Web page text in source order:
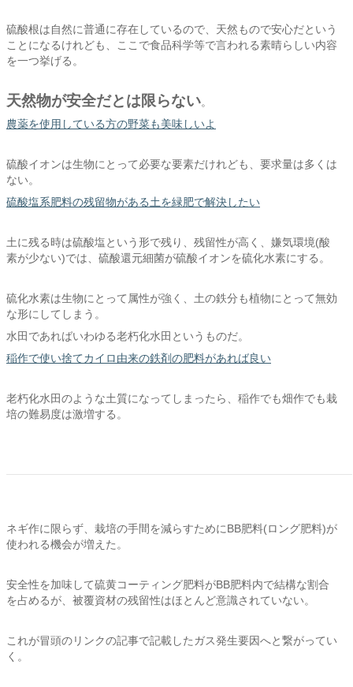
硫酸根は自然に普通に存在しているので、天然もので安心だという
ことになるけれども、ここで食品科学等で言われる素晴らしい内容
を一つ挙げる。
天然物が安全だとは限らない。
農薬を使用している方の野菜も美味しいよ
硫酸イオンは生物にとって必要な要素だけれども、要求量は多くは
ない。
硫酸塩系肥料の残留物がある土を緑肥で解決したい
土に残る時は硫酸塩という形で残り、残留性が高く、嫌気環境(酸
素が少ない)では、硫酸還元細菌が硫酸イオンを硫化水素にする。
硫化水素は生物にとって属性が強く、土の鉄分も植物にとって無効
な形にしてしまう。
水田であればいわゆる老朽化水田というものだ。
稲作で使い捨てカイロ由来の鉄剤の肥料があれば良い
老朽化水田のような土質になってしまったら、稲作でも畑作でも栽
培の難易度は激増する。
ネギ作に限らず、栽培の手間を減らすためにBB肥料(ロング肥料)が
使われる機会が増えた。
安全性を加味して硫黄コーティング肥料がBB肥料内で結構な割合
を占めるが、被覆資材の残留性はほとんど意識されていない。
これが冒頭のリンクの記事で記載したガス発生要因へと繋がってい
く。